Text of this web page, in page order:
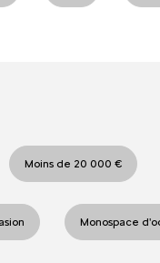
Moins de 20 000 €
Monospace